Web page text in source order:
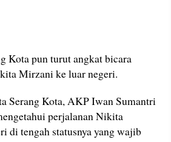
Kota pun turut angkat bicara
Mirzani ke luar negeri.
Serang Kota, AKP Iwan Sumantri
perjalanan Nikita
di tengah statusnya yang wajib